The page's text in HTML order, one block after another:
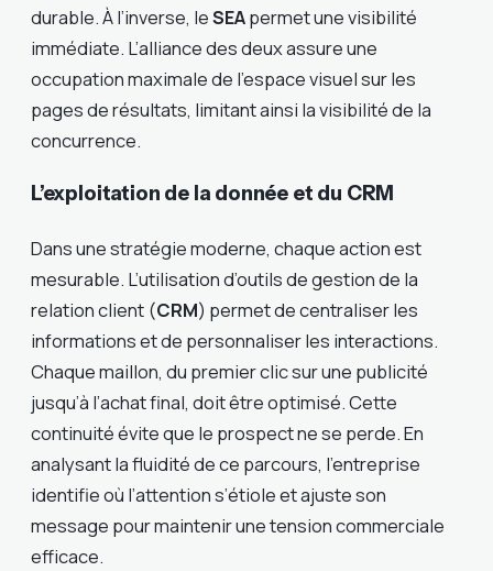
durable. À l’inverse, leSEApermet une visibilité
immédiate. L’alliance des deux assure une
occupation maximale de l’espace visuel sur les
pages de résultats, limitant ainsi la visibilité de la
concurrence.
L’exploitation de la donnée et du CRM
Dans une stratégie moderne, chaque action est
mesurable. L’utilisation d’outils de gestion de la
relation client (CRM) permet de centraliser les
informations et de personnaliser les interactions.
Chaque maillon, du premier clic sur une publicité
jusqu’à l’achat final, doit être optimisé. Cette
continuité évite que le prospect ne se perde. En
analysant la fluidité de ce parcours, l’entreprise
identifie où l’attention s’étiole et ajuste son
message pour maintenir une tension commerciale
efficace.